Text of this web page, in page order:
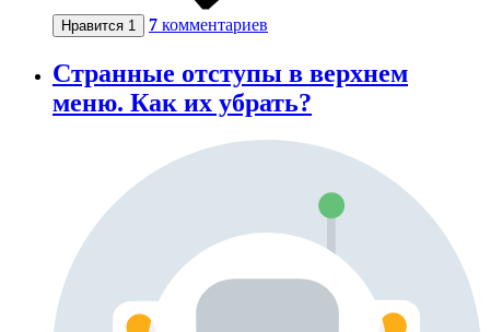
Нравится 1 7 комментариев
Странные отступы в верхнем
меню. Как их убрать?